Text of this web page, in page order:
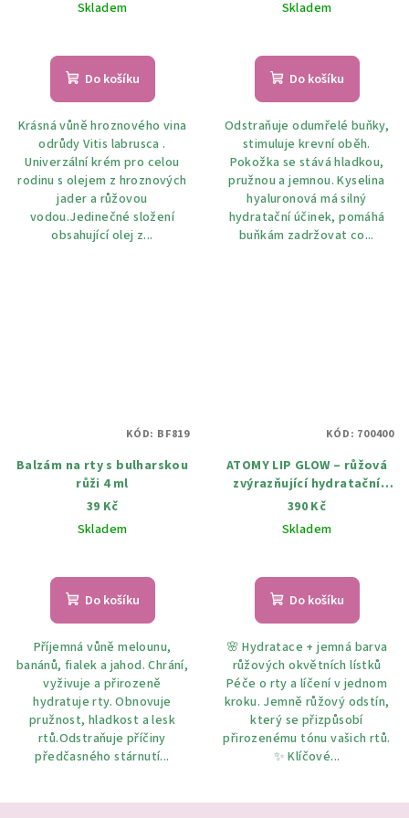
Skladem
Do košíku
Krásná vůně hroznového vina
odrůdy Vitis labrusca .
Univerzální krém pro celou
rodinu s olejem z hroznových
jader a růžovou
vodou.Jedinečné složení
obsahující olej z...
Skladem
Do košíku
Odstraňuje odumřelé buňky,
stimuluje krevní oběh.
Pokožka se stává hladkou,
pružnou a jemnou. Kyselina
hyaluronová má silný
hydratační účinek, pomáhá
buňkám zadržovat co...
Balzám na rty s bulharskou
růži 4 ml
39 Kč
Skladem
Do košíku
Příjemná vůně melounu,
banánů, fialek a jahod. Chrání,
vyživuje a přirozeně
hydratuje rty. Obnovuje
pružnost, hladkost a lesk
rtů.Odstraňuje příčiny
předčasného stárnutí...
KÓD: BF819
ATOMY LIP GLOW – růžová
zvýrazňující hydratační
péče o rty 3,3 G
390 Kč
Skladem
Do košíku
🌸 Hydratace + jemná barva
růžových okvětních lístků
Péče o rty a líčení v jednom
kroku. Jemně růžový odstín,
který se přizpůsobí
přirozenému tónu vašich rtů.
✨ Klíčové...
KÓD: 700400